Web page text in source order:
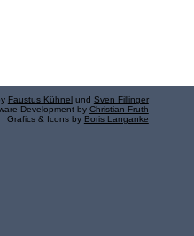
Faustus Kühnelund Sven Fillinger
Development by Christian Fruth
Grafics & Icons by Boris Langanke